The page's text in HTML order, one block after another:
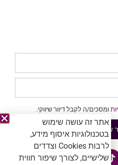
ומסכים/ה לקבל דיוור שיווקי.
אתר זה עושה שימוש
בטכנולוגיות איסוף מידע,
לרבות Cookies וצדדים
שלישיים, לצורך שיפור חווית